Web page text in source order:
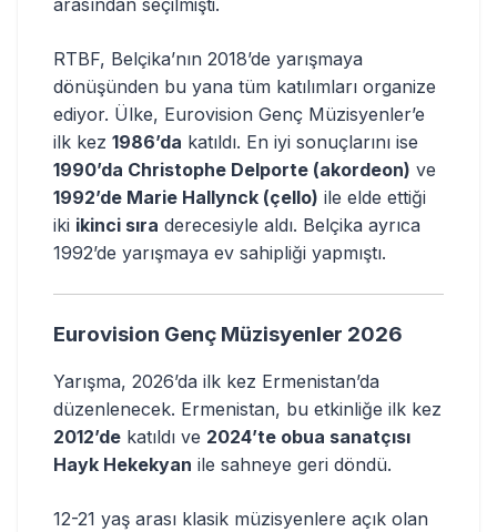
arasından seçilmişti.
RTBF, Belçika’nın 2018’de yarışmaya
dönüşünden bu yana tüm katılımları organize
ediyor. Ülke, Eurovision Genç Müzisyenler’e
ilk kez 1986’da katıldı. En iyi sonuçlarını ise
1990’da Christophe Delporte (akordeon) ve
1992’de Marie Hallynck (çello) ile elde ettiği
iki ikinci sıra derecesiyle aldı. Belçika ayrıca
1992’de yarışmaya ev sahipliği yapmıştı.
Eurovision Genç Müzisyenler 2026
Yarışma, 2026’da ilk kez Ermenistan’da
düzenlenecek. Ermenistan, bu etkinliğe ilk kez
2012’de katıldı ve 2024’te obua sanatçısı
Hayk Hekekyan ile sahneye geri döndü.
12-21 yaş arası klasik müzisyenlere açık olan